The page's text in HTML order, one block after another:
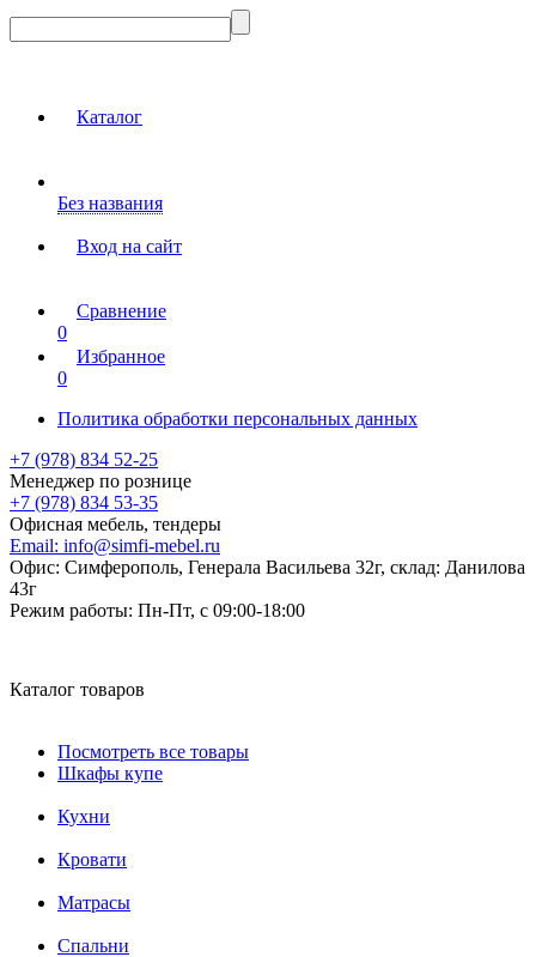
Каталог
Без названия
Вход на сайт
Сравнение
0
Избранное
0
Политика обработки персональных данных
+7 (978) 834 52-25
Менеджер по рознице
+7 (978) 834 53-35
Офисная мебель, тендеры
Email: info@simfi-mebel.ru
Офис: Симферополь, Генерала Васильева 32г, склад: Данилова
43г
Режим работы: Пн-Пт, с 09:00-18:00
Каталог товаров
Посмотреть все товары
Шкафы купе
Кухни
Кровати
Матрасы
Cпальни